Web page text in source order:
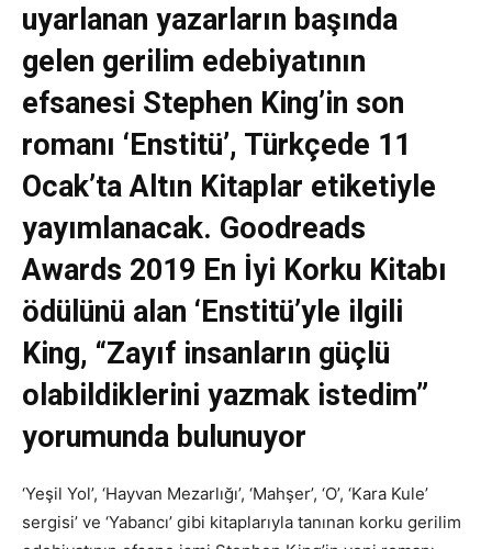
uyarlanan yazarların başında
gelen gerilim edebiyatının
efsanesi Stephen King’in son
romanı ‘Enstitü’, Türkçede 11
Ocak’ta Altın Kitaplar etiketiyle
yayımlanacak. Goodreads
Awards 2019 En İyi Korku Kitabı
ödülünü alan ‘Enstitü’yle ilgili
King, “Zayıf insanların güçlü
olabildiklerini yazmak istedim”
yorumunda bulunuyor
‘Yeşil Yol’, ‘Hayvan Mezarlığı’, ‘Mahşer’, ‘O’, ‘Kara Kule’
sergisi’ ve ‘Yabancı’ gibi kitaplarıyla tanınan korku gerilim